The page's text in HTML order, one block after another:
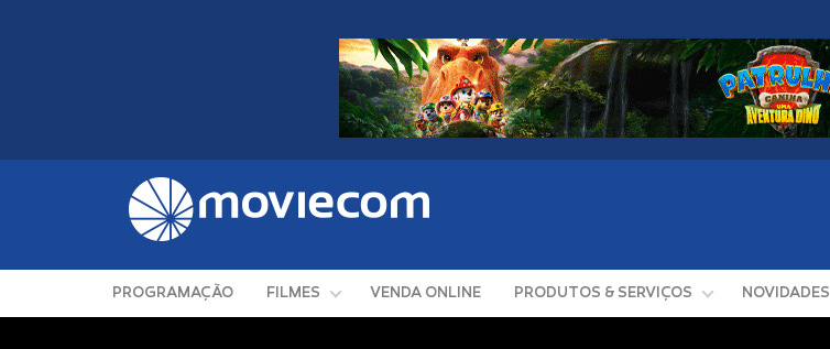
PROGRAMAÇÃO FILMES VENDA ONLINE PRODUTOS & SERVIÇOS NOVIDADES